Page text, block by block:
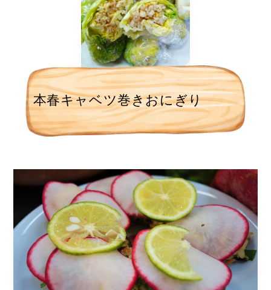
本春キャベツ巻きおにぎり